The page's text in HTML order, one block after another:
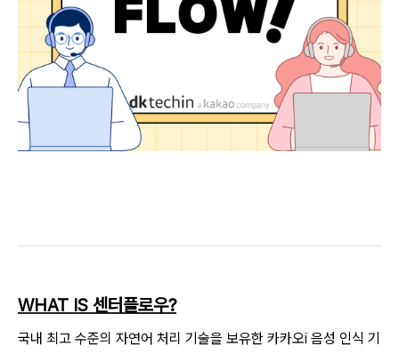
WHAT IS 센터플로우?
국내 최고 수준의 자연어 처리 기술을 보유한 카카오i 음성 인식 기